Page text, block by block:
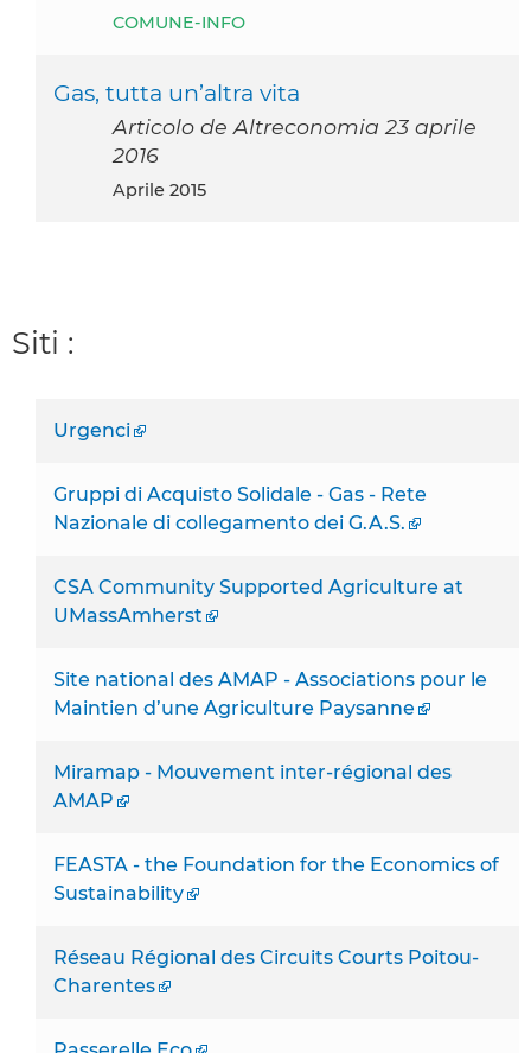
COMUNE-INFO
Gas, tutta un’altra vita
Articolo de Altreconomia 23 aprile
2016
aprile 2015
Siti :
Urgenci
Gruppi di Acquisto Solidale - Gas - Rete
Nazionale di collegamento dei G.A.S.
CSA Community Supported Agriculture at
UMassAmherst
Site national des AMAP - Associations pour le
Maintien d’une Agriculture Paysanne
Miramap - Mouvement inter-régional des
AMAP
FEASTA - the Foundation for the Economics of
Sustainability
Réseau Régional des Circuits Courts Poitou-
Charentes